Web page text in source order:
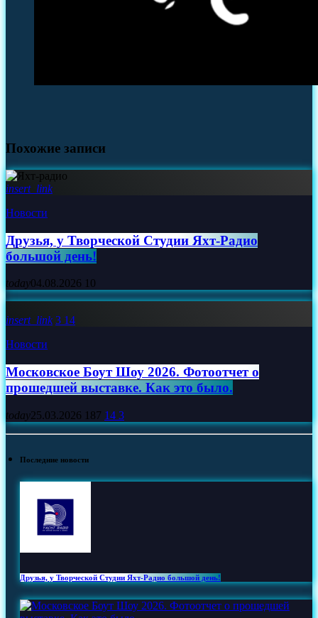
Похожие записи
insert_link
Новости
Друзья, у Творческой Студии Яхт‑Радио
большой день!
today04.08.2026 10
insert_link 3 14
Новости
Московское Боут Шоу 2026. Фотоотчет о
прошедшей выставке. Как это было.
today25.03.2026 187 14 3
Последние новости
Друзья, у Творческой Студии Яхт‑Радио большой день!